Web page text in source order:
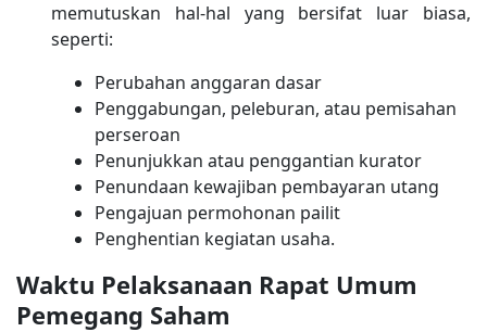
memutuskan hal-hal yang bersifat luar biasa,
seperti:
Perubahan anggaran dasar
Penggabungan, peleburan, atau pemisahan
perseroan
Penunjukkan atau penggantian kurator
Penundaan kewajiban pembayaran utang
Pengajuan permohonan pailit
Penghentian kegiatan usaha.
Waktu Pelaksanaan Rapat Umum
Pemegang Saham